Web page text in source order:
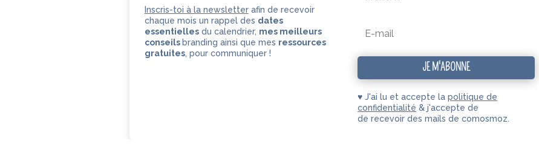
Inscris-toi à la newsletterafin de recevoir
chaque mois un rappel des dates
essentiellesdu calendrier, mes meilleurs
conseils branding ainsi que mes ressources
gratuites, pour communiquer !
JE M'ABONNE
♥ J'ai lu et accepte lapolitique de
confidentialité & j'accepte de
de recevoir des mails de comosmoz.